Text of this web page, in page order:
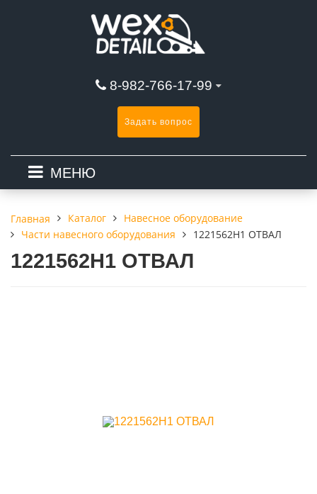
8-982-766-17-99
Задать вопрос
МЕНЮ
Главная Каталог
Навесное оборудование
Части навесного оборудования
1221562H1 ОТВАЛ
1221562H1 ОТВАЛ